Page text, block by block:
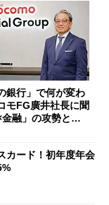
銀行」で何が変わ
FG廣井社長に聞
金融」の攻勢とグ
カード！初年度年会